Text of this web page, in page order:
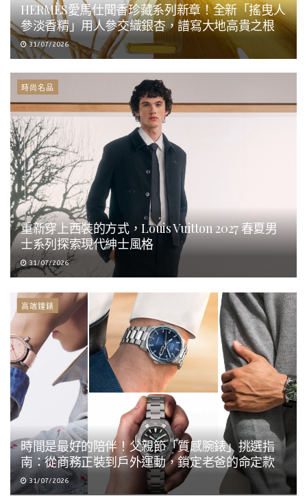
HERMÈS愛馬仕聞香珍藏系列新章！全新「搖曳人
參淡香精」用人參交織銀杏，譜寫大地高貴之根
31/07/2026
時尚名品
重新穿上西裝的方式，Louis Vuitton 2027 春夏男
士系列探索現代紳士風格
31/07/2026
高端鐘錶
時間是最好的陪伴！父親節「質感腕錶」挑選指
南：從商務正裝到戶外運動，鎖定老爸的命定款
31/07/2026